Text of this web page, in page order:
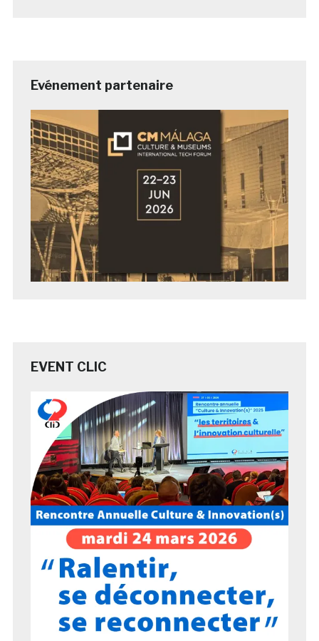
Evénement partenaire
EVENT CLIC